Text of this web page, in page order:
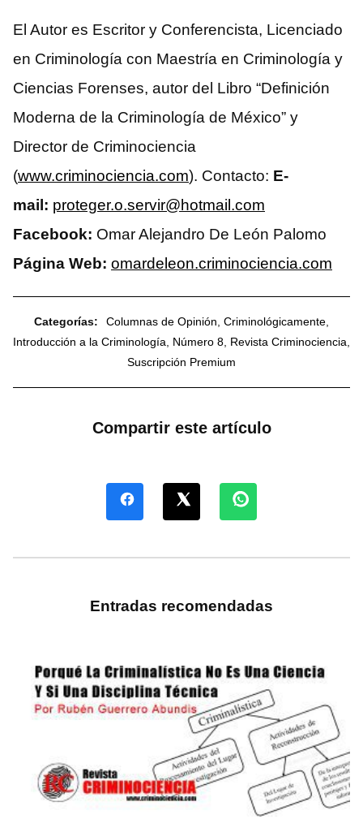
El Autor es Escritor y Conferencista, Licenciado
en Criminología con Maestría en Criminología y
Ciencias Forenses, autor del Libro “Definición
Moderna de la Criminología de México” y
Director de Criminociencia
(www.criminociencia.com). Contacto: E-
mail: proteger.o.servir@hotmail.com
Facebook: Omar Alejandro De León Palomo
Página Web: omardeleon.criminociencia.com
Categorías: Columnas de Opinión Criminológicamente
Introducción a la Criminología
Número 8 Revista Criminociencia
Suscripción Premium
Compartir este artículo
Entradas recomendadas